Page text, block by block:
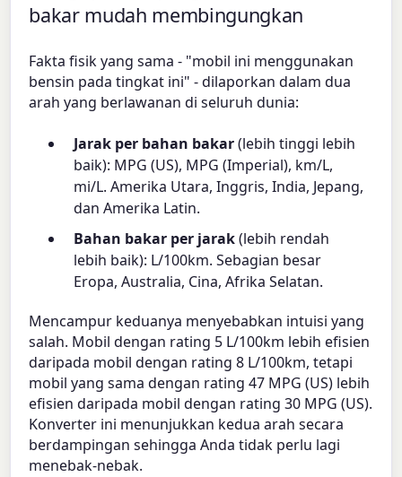
bakar mudah membingungkan
Fakta fisik yang sama - "mobil ini menggunakan
bensin pada tingkat ini" - dilaporkan dalam dua
arah yang berlawanan di seluruh dunia:
Jarak per bahan bakar(lebih tinggi lebih
baik): MPG (US), MPG (Imperial), km/L,
mi/L. Amerika Utara, Inggris, India, Jepang,
dan Amerika Latin.
Bahan bakar per jarak(lebih rendah
lebih baik): L/100km. Sebagian besar
Eropa, Australia, Cina, Afrika Selatan.
Mencampur keduanya menyebabkan intuisi yang
salah. Mobil dengan rating 5 L/100km lebih efisien
daripada mobil dengan rating 8 L/100km, tetapi
mobil yang sama dengan rating 47 MPG (US) lebih
efisien daripada mobil dengan rating 30 MPG (US).
Konverter ini menunjukkan kedua arah secara
berdampingan sehingga Anda tidak perlu lagi
menebak-nebak.